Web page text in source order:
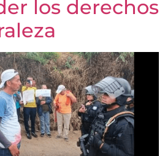
los derechos